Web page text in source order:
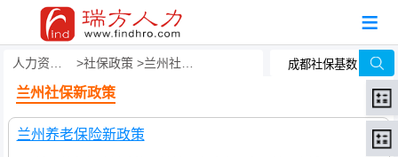
社保政策 兰州社保新政策
兰州社保新政策
兰州养老保险新政策